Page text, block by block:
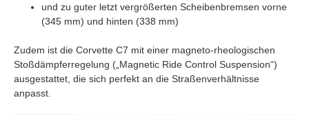
und zu guter letzt vergrößerten Scheibenbremsen vorne
(345 mm) und hinten (338 mm)
Zudem ist die Corvette C7 mit einer magneto-rheologischen
Stoßdämpferregelung („Magnetic Ride Control Suspension“)
ausgestattet, die sich perfekt an die Straßenverhältnisse
anpasst.